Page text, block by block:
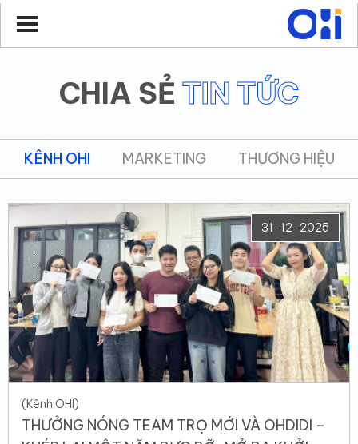
CHIA SẺ TIN TỨC
KÊNH OHI MARKETING THƯƠNG HIỆU
31-12-2025
(Kênh OHI)
THƯỞNG NÓNG TEAM TRỌ MỚI VÀ OHDIDI –